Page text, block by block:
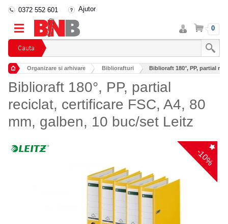
Cauta
0372 552 601 Ajutor
Intra
in
cont
Cos 0
Organizare si arhivare Bibliorafturi Biblioraft 180°, PP, partial
Biblioraft 180°, PP, partial
reciclat, certificare FSC, A4, 80
mm, galben, 10 buc/set Leitz
-10%